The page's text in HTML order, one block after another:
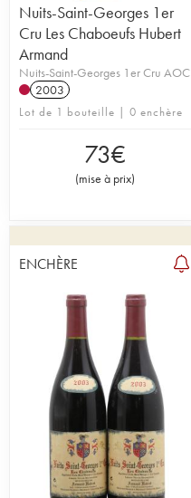
Nuits-Saint-Georges 1er
Cru Les Chaboeufs Hubert
Armand
Nuits-Saint-Georges 1er Cru AOC
2003
Lot de 1 bouteille | 0 enchère
73€
(mise à prix)
ENCHÈRE